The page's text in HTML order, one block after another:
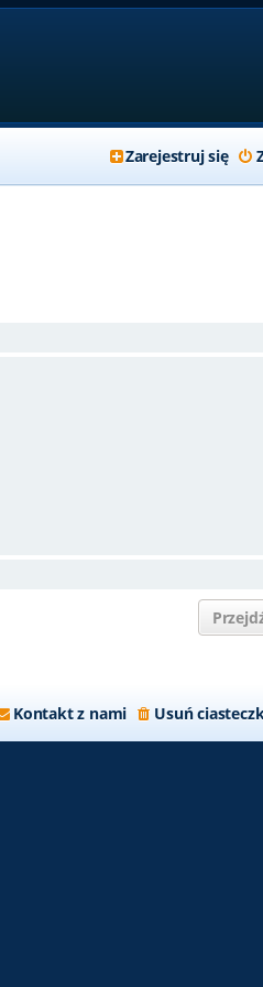
Zarejestruj się
Usuń
Kontakt z nami